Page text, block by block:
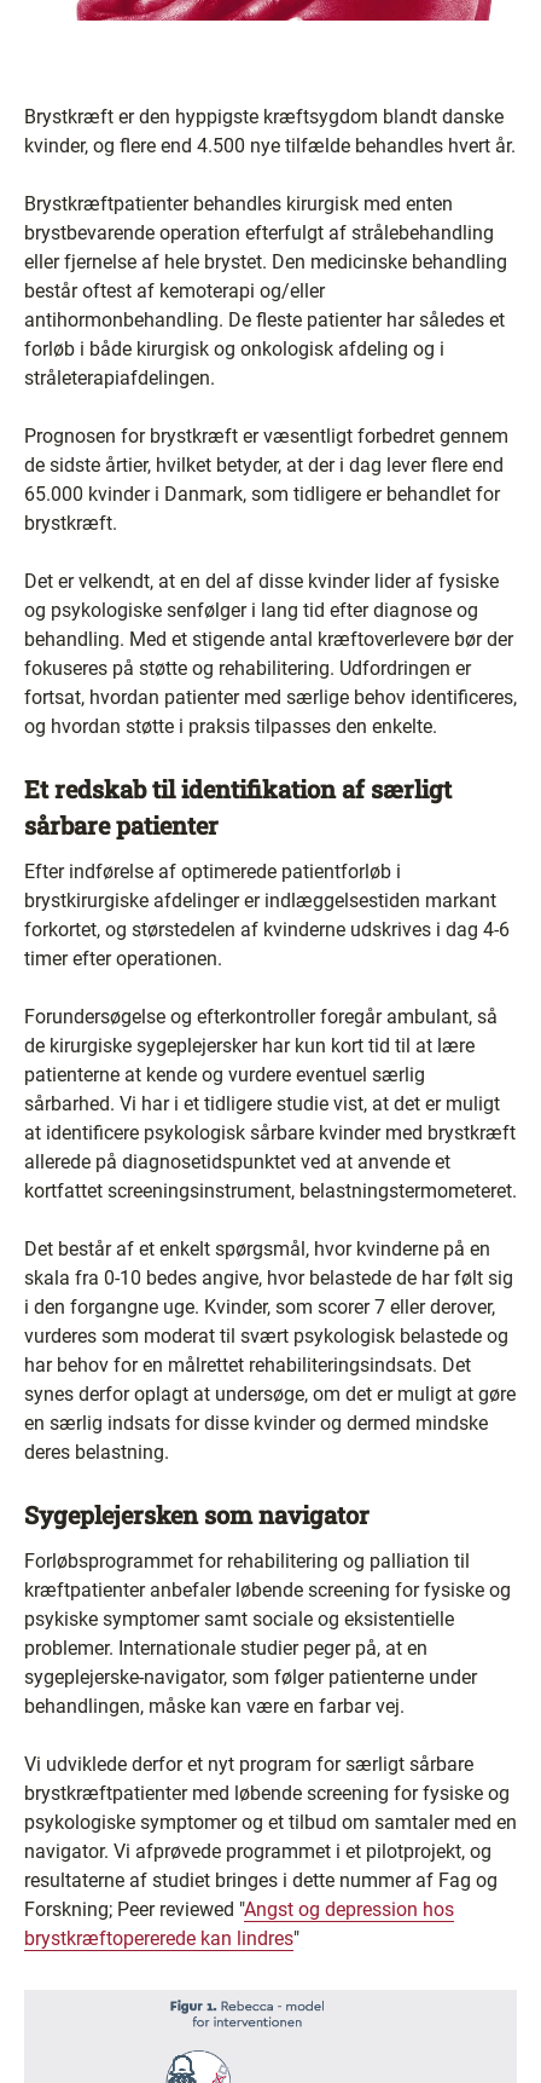
Brystkræft er den hyppigste kræftsygdom blandt danske
kvinder, og flere end 4.500 nye tilfælde behandles hvert år.
Brystkræftpatienter behandles kirurgisk med enten
brystbevarende operation efterfulgt af strålebehandling
eller fjernelse af hele brystet. Den medicinske behandling
består oftest af kemoterapi og/eller
antihormonbehandling. De fleste patienter har således et
forløb i både kirurgisk og onkologisk afdeling og i
stråleterapiafdelingen.
Prognosen for brystkræft er væsentligt forbedret gennem
de sidste årtier, hvilket betyder, at der i dag lever flere end
65.000 kvinder i Danmark, som tidligere er behandlet for
brystkræft.
Det er velkendt, at en del af disse kvinder lider af fysiske
og psykologiske senfølger i lang tid efter diagnose og
behandling. Med et stigende antal kræftoverlevere bør der
fokuseres på støtte og rehabilitering. Udfordringen er
fortsat, hvordan patienter med særlige behov identificeres,
og hvordan støtte i praksis tilpasses den enkelte.
Et redskab til identifikation af særligt
sårbare patienter
Efter indførelse af optimerede patientforløb i
brystkirurgiske afdelinger er indlæggelsestiden markant
forkortet, og størstedelen af kvinderne udskrives i dag 4-6
timer efter operationen.
Forundersøgelse og efterkontroller foregår ambulant, så
de kirurgiske sygeplejersker har kun kort tid til at lære
patienterne at kende og vurdere eventuel særlig
sårbarhed. Vi har i et tidligere studie vist, at det er muligt
at identificere psykologisk sårbare kvinder med brystkræft
allerede på diagnosetidspunktet ved at anvende et
kortfattet screeningsinstrument, belastningstermometeret.
Det består af et enkelt spørgsmål, hvor kvinderne på en
skala fra 0-10 bedes angive, hvor belastede de har følt sig
i den forgangne uge. Kvinder, som scorer 7 eller derover,
vurderes som moderat til svært psykologisk belastede og
har behov for en målrettet rehabiliteringsindsats. Det
synes derfor oplagt at undersøge, om det er muligt at gøre
en særlig indsats for disse kvinder og dermed mindske
deres belastning.
Sygeplejersken som navigator
Forløbsprogrammet for rehabilitering og palliation til
kræftpatienter anbefaler løbende screening for fysiske og
psykiske symptomer samt sociale og eksistentielle
problemer. Internationale studier peger på, at en
sygeplejerske-navigator, som følger patienterne under
behandlingen, måske kan være en farbar vej.
Vi udviklede derfor et nyt program for særligt sårbare
brystkræftpatienter med løbende screening for fysiske og
psykologiske symptomer og et tilbud om samtaler med en
navigator. Vi afprøvede programmet i et pilotprojekt, og
resultaterne af studiet bringes i dette nummer af Fag og
Forskning; Peer reviewed "Angst og depression hos
brystkræftopererede kan lindres"